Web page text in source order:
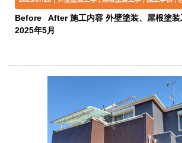
Before After 施工内容 外壁塗装、屋根塗装
2025年5月